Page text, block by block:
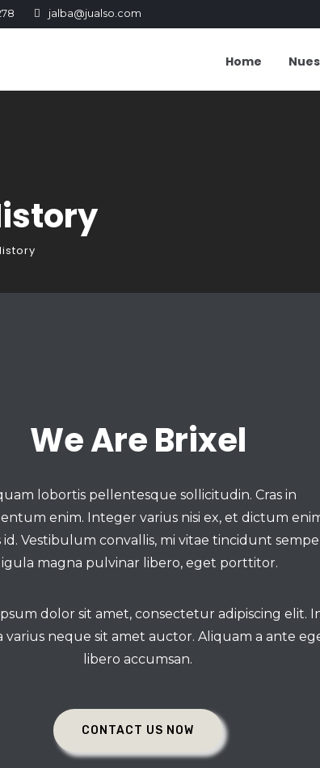
jalba@jualso.com
Home
We Are Brixel
lobortis pellentesque sollicitudin. Cras in
enim. Integer varius nisi ex, et dictum
id. Vestibulum convallis, mi vitae tincidunt
ligula magna pulvinar libero, eget porttitor.
dolor sit amet, consectetur adipiscing elit.
varius neque sit amet auctor. Aliquam a ante
libero accumsan.
CONTACT US NOW